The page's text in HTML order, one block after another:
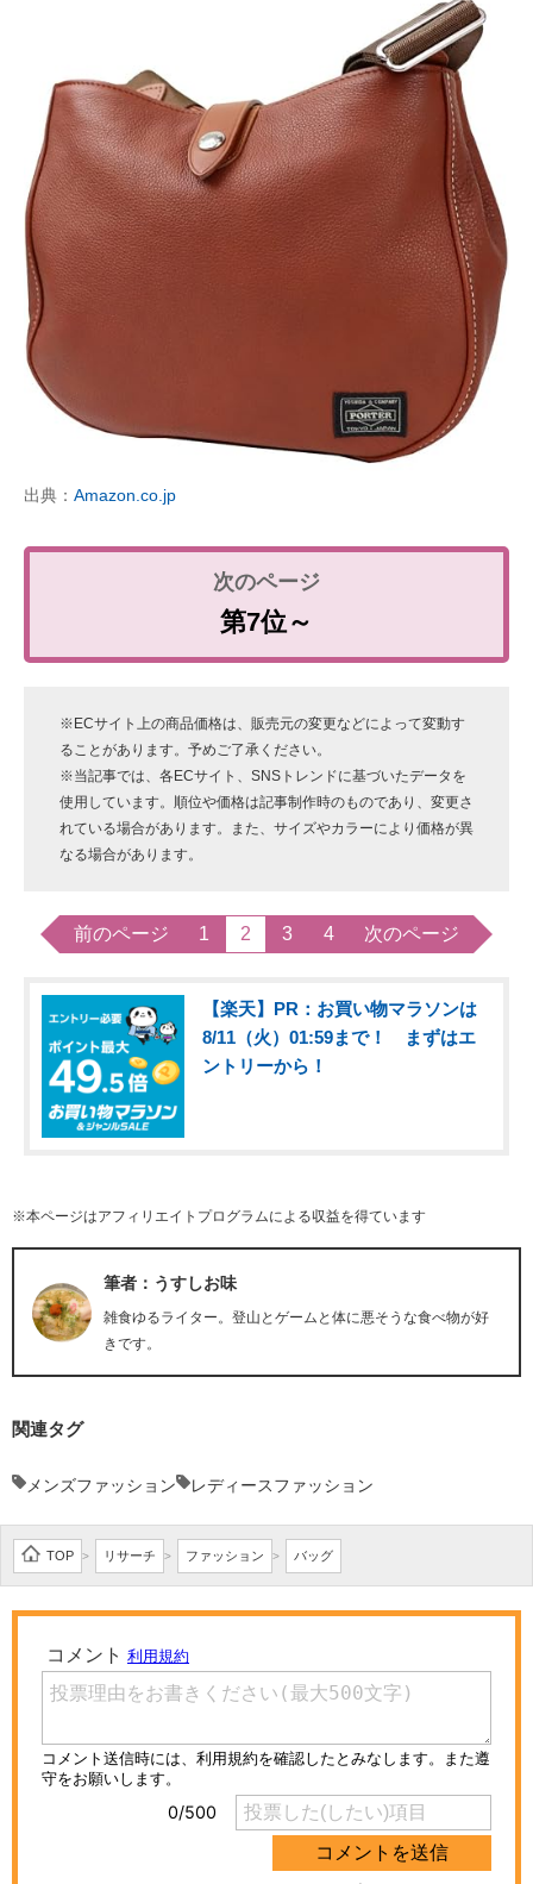
出典： Amazon.co.jp
第7位～
※ECサイト上の商品価格は、販売元の変更などによって変動す
ることがあります。予めご了承ください。
※当記事では、各ECサイト、SNSトレンドに基づいたデータを
使用しています。順位や価格は記事制作時のものであり、変更さ
れている場合があります。また、サイズやカラーにより価格が異
なる場合があります。
前のページ 1 2 3 4 次のページ
【楽天】PR：お買い物マラソンは
8/11（火）01:59まで！ まずはエ
ントリーから！
※本ページはアフィリエイトプログラムによる収益を得ています
筆者：うすしお味
雑食ゆるライター。登山とゲームと体に悪そうな食べ物が好
きです。
関連タグ
メンズファッション レディースファッション
TOP > リサーチ > ファッション > バッグ